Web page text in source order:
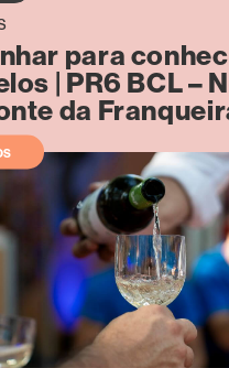
para
| PR6 BCL –
da